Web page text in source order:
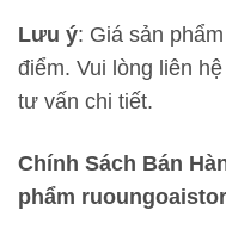
Lưu ý: Giá sản
điểm. Vui lòng liên
tư vấn chi tiết.
Chính Sách Bán
phẩm